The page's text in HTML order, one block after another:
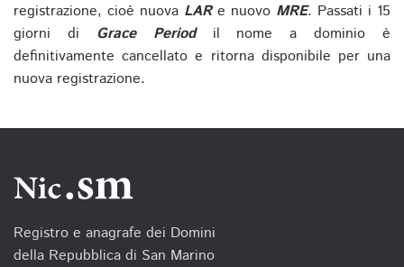
registrazione, cioè nuova LARe nuovo MRE. Passati i 15
giorni di Grace Periodil nome a dominio è
definitivamente cancellato e ritorna disponibile per una
nuova registrazione.
Registro e anagrafe dei Domini
della Repubblica di San Marino